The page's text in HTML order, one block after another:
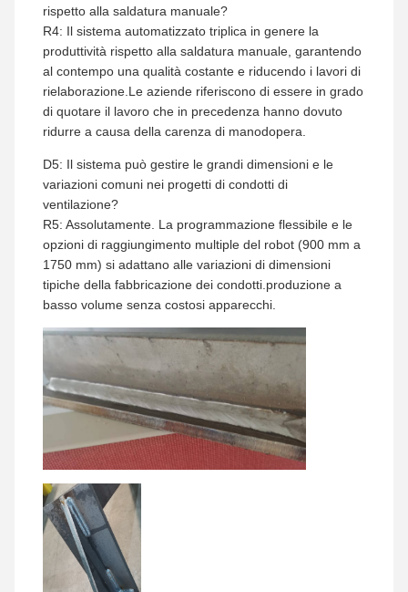
rispetto alla saldatura manuale?
R4: Il sistema automatizzato triplica in genere la
produttività rispetto alla saldatura manuale, garantendo
al contempo una qualità costante e riducendo i lavori di
rielaborazione.Le aziende riferiscono di essere in grado
di quotare il lavoro che in precedenza hanno dovuto
ridurre a causa della carenza di manodopera.
D5: Il sistema può gestire le grandi dimensioni e le
variazioni comuni nei progetti di condotti di
ventilazione?
R5: Assolutamente. La programmazione flessibile e le
opzioni di raggiungimento multiple del robot (900 mm a
1750 mm) si adattano alle variazioni di dimensioni
tipiche della fabbricazione dei condotti.produzione a
basso volume senza costosi apparecchi.